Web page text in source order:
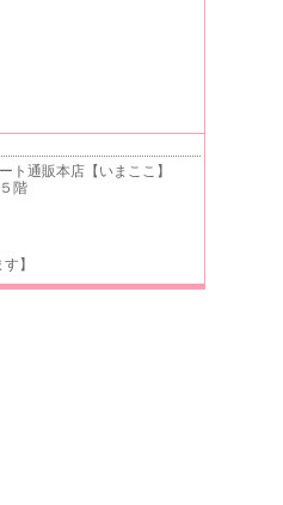
通販本店【いまここ】
階
】